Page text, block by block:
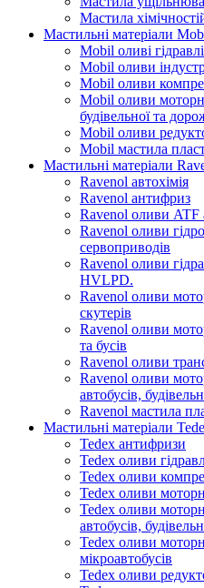
Мастила
Мастильні матеріали
Mobil оливі
Mobil оливи
Mobil оливи
Mobil оливи
будівельної та
Mobil оливи
Mobil мастила
Мастильні матеріали
Ravenol автохімія
Ravenol антифриз
Ravenol оливи ATF
Ravenol оливи
сервоприводів
Ravenol оливи
HVLPD.
Ravenol оливи
скутерів
Ravenol оливи
та бусів
Ravenol оливи
Ravenol оливи
автобусів,
Ravenol мастила
Мастильні матеріали
Tedex антифризи
Tedex оливи
Tedex оливи
Tedex оливи
Tedex оливи
автобусів,
Tedex оливи
мікроавтобусів
Tedex оливи